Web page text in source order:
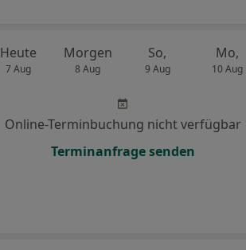
Heute
7 Aug
Morgen
8 Aug
So,
9 Aug
Mo,
10 Aug
Online-Terminbuchung nicht verfügbar
Terminanfrage senden